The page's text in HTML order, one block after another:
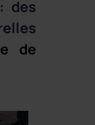
des
de